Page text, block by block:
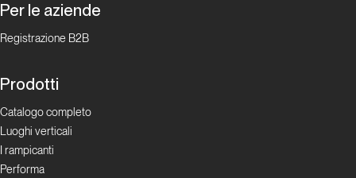
sogni
Cilento
Boulder
Copertina
Per le aziende
Registrazione B2B
Prodotti
Catalogo completo
Luoghi verticali
I rampicanti
Performa